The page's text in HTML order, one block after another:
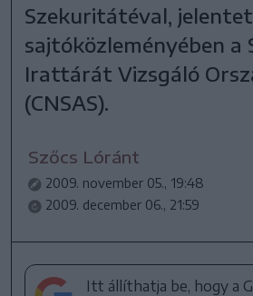
Szekuritátéval,
sajtóközleményében a
Irattárát Vizsgáló
(CNSAS).
Szőcs Lóránt
2009. november 05., 19:48
2009. december 06., 21:59
Itt állíthatja be, hogy a